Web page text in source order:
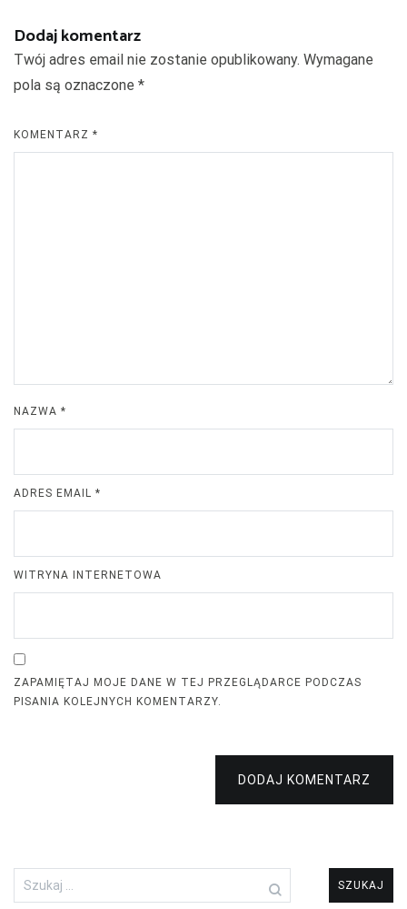
Dodaj komentarz
Twój adres email nie zostanie opublikowany. Wymagane
pola są oznaczone *
KOMENTARZ *
NAZWA *
ADRES EMAIL *
WITRYNA INTERNETOWA
ZAPAMIĘTAJ MOJE DANE W TEJ PRZEGLĄDARCE PODCZAS
PISANIA KOLEJNYCH KOMENTARZY.
DODAJ KOMENTARZ
Szukaj: